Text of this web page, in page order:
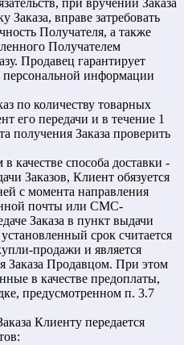
при вручении Заказа
Заказа, вправе затребовать
Получателя, а также
Получателем
Продавец гарантирует
информации
по количеству товарных
его передачи и в течение 1
получения Заказа проверить
качестве способа доставки -
Заказов, Клиент обязуется
с момента направления
почты или СМС-
Заказа в пункт выдачи
срок считается
продажи и является
Заказа Продавцом. При этом
в качестве предоплаты,
предусмотренном п. 3.7
Клиенту передается